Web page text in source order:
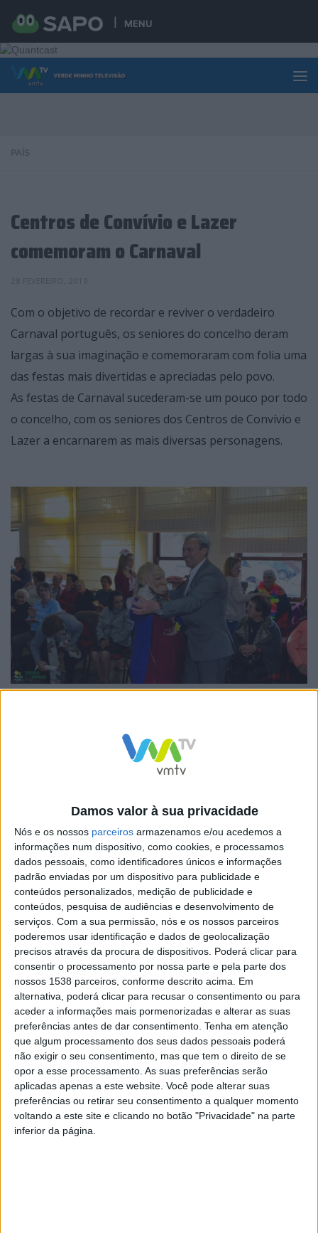
MENU
Damos valor à sua privacidade
Nós e os nossos parceiros armazenamos e/ou acedemos a
informações num dispositivo, como cookies, e processamos
dados pessoais, como identificadores únicos e informações
padrão enviadas por um dispositivo para publicidade e
conteúdos personalizados, medição de publicidade e
conteúdos, pesquisa de audiências e desenvolvimento de
serviços. Com a sua permissão, nós e os nossos parceiros
poderemos usar identificação e dados de geolocalização
precisos através da procura de dispositivos. Poderá clicar para
consentir o processamento por nossa parte e pela parte dos
nossos 1538 parceiros, conforme descrito acima. Em
alternativa, poderá clicar para recusar o consentimento ou para
aceder a informações mais pormenorizadas e alterar as suas
preferências antes de dar consentimento. Tenha em atenção
que algum processamento dos seus dados pessoais poderá
não exigir o seu consentimento, mas que tem o direito de se
opor a esse processamento. As suas preferências serão
aplicadas apenas a este website. Você pode alterar suas
preferências ou retirar seu consentimento a qualquer momento
voltando a este site e clicando no botão "Privacidade" na parte
inferior da página.
Skip to content
Centros de Convívio e Lazer
comemoram o Carnaval
Com o objetivo de recordar e reviver o verdadeiro
Carnaval português, os seniores do concelho deram
largas à sua imaginação e comemoraram com folia uma
das festas mais divertidas e apreciadas pelo povo.
As festas de Carnaval sucederam-se um pouco por todo
o concelho, com os seniores dos Centros de Convívio e
Lazer a encarnarem as mais diversas personagens.
o espírito de Carnaval esteve sempre presente, com os
idosos a cumprir a tradição, revivendo tempos de
juventude, em que o Carnaval era comemorado com
O presidente da Câmara Municipal, António Cardoso,
deslocou-se aos diferentes Centros de Convívio e Lazer
para conviver com os seniores.
Para o presidente da Câmara Municipal, António
Cardoso, “esta é uma iniciativa de grande importância
social, tendo em conta que envolve os nossos seniores
numa das festas mais populares e animadas do
concelho que é o Carnaval”. Segundo o autarca “esta foi
também uma excelente oportunidade para os seniores
se divertirem e mostrarem a sua energia e criatividade”.
Com estas iniciativas, promovidas pelo Município
Vieirense os seniores mostraram que a imaginação e
criatividade não tem idade.